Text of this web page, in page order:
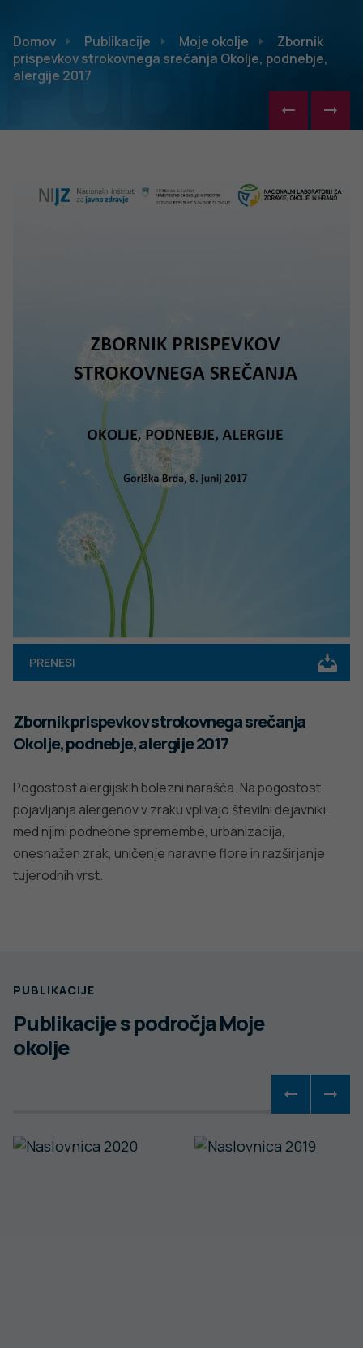
Domov Publikacije Moje okolje
Zbornik
prispevkov strokovnega srečanja Okolje, podnebje,
alergije 2017
PRENESI
Zbornik prispevkov strokovnega srečanja
Okolje, podnebje, alergije 2017
Pogostost alergijskih bolezni narašča. Na pogostost
pojavljanja alergenov v zraku vplivajo številni dejavniki,
med njimi podnebne spremembe, urbanizacija,
onesnažen zrak, uničenje naravne flore in razširjanje
tujerodnih vrst.
PUBLIKACIJE
Publikacije s področja Moje
okolje